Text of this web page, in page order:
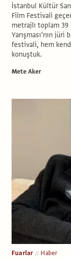
İstanbul Kültür
Film Festivali
metrajlı toplam 39
Yarışması’nın
festivali, hem
konuştuk.
Mete Aker
Fuarlar Haber